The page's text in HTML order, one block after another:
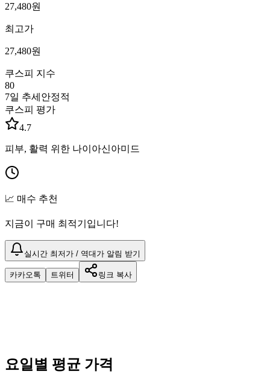
27,480원
최고가
27,480원
쿠스피 지수
80
7일 추세 안정적
쿠스피 평가
4.7
피부, 활력 위한 나이아신아미드
📈 매수 추천
지금이 구매 최적기입니다!
실시간 최저가 / 역대가 알림 받기
카카오톡 트위터 링크 복사
요일별 평균 가격